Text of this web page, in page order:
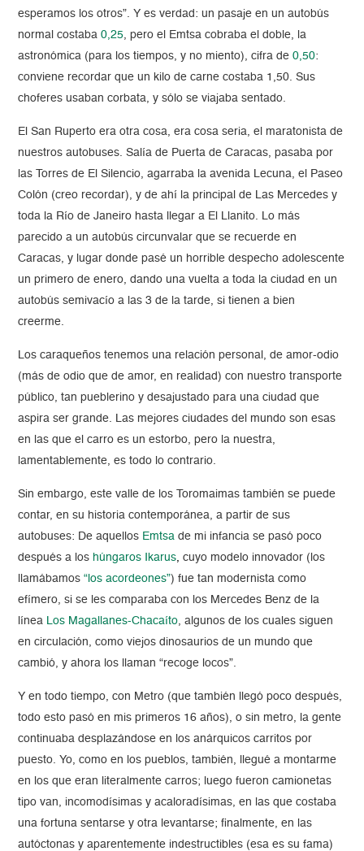
esperamos los otros”. Y es verdad: un pasaje en un autobús
normal costaba 0,25, pero el Emtsa cobraba el doble, la
astronómica (para los tiempos, y no miento), cifra de0,50:
conviene recordar que un kilo de carne costaba 1,50. Sus
choferes usaban corbata, y sólo se viajaba sentado.
El San Ruperto era otra cosa, era cosa seria, el maratonista de
nuestros autobuses. Salía de Puerta de Caracas, pasaba por
las Torres de El Silencio, agarraba la avenida Lecuna, el Paseo
Colón (creo recordar), y de ahí la principal de Las Mercedes y
toda la Río de Janeiro hasta llegar a El Llanito. Lo más
parecido a un autobús circunvalar que se recuerde en
Caracas, y lugar donde pasé un horrible despecho adolescente
un primero de enero, dando una vuelta a toda la ciudad en un
autobús semivacío a las 3 de la tarde, si tienen a bien
creerme.
Los caraqueños tenemos una relación personal, de amor-odio
(más de odio que de amor, en realidad) con nuestro transporte
público, tan pueblerino y desajustado para una ciudad que
aspira ser grande. Las mejores ciudades del mundo son esas
en las que el carro es un estorbo, pero la nuestra,
lamentablemente, es todo lo contrario.
Sin embargo, este valle de los Toromaimas también se puede
contar, en su historia contemporánea, a partir de sus
autobuses: De aquellos Emtsa de mi infancia se pasó poco
después a los húngaros Ikarus, cuyo modelo innovador (los
llamábamos“los acordeones”) fue tan modernista como
efímero, si se les comparaba con los Mercedes Benz de la
línea Los Magallanes-Chacaíto, algunos de los cuales siguen
en circulación, como viejos dinosaurios de un mundo que
cambió, y ahora los llaman “recoge locos”.
Y en todo tiempo, con Metro (que también llegó poco después,
todo esto pasó en mis primeros 16 años), o sin metro, la gente
continuaba desplazándose en los anárquicos carritos por
puesto. Yo, como en los pueblos, también, llegué a montarme
en los que eran literalmente carros; luego fueron camionetas
tipo van, incomodísimas y acaloradísimas, en las que costaba
una fortuna sentarse y otra levantarse; finalmente, en las
autóctonas y aparentemente indestructibles (esa es su fama)